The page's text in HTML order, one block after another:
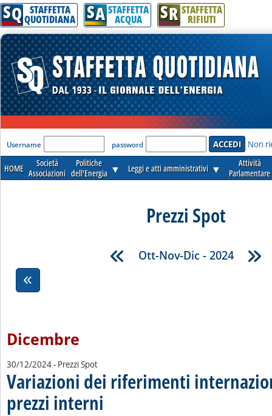
SQ STAFFETTA
QUOTIDIANA SA STAFFETTA
ACQUA SR STAFFETTA
RIFIUTI
'Modulo Login per accedere'
Username password Non
HOME
Società
Associazioni
Politiche
dell'Energia ▼ Leggi e atti amministrativi ▼
Attività
Parlamentare
Prezzi Spot
Ott-Nov-Dic - 2024
Dicembre
30/12/2024- Prezzi Spot
Variazioni dei riferimenti
prezzi interni